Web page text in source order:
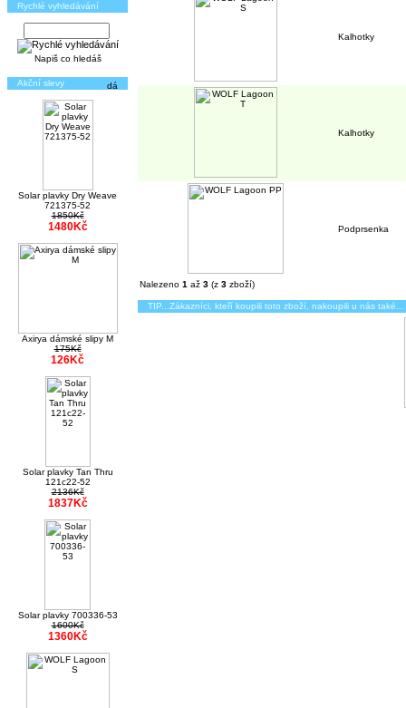
Rychlé vyhledávání
Napiš co hledáš
Akční slevy
Solar plavky Dry Weave
721375-52
1850Kč
1480Kč
Axirya dámské slipy M
175Kč
126Kč
Solar plavky Tan Thru
121c22-52
2136Kč
1837Kč
Solar plavky 700336-53
1600Kč
1360Kč
Kalhotky
Kalhotky
Podprsenka
Nalezeno 1 až 3 (z 3 zboží)
TIP...Zákazníci, kteří koupili toto zboží, nakoupili u nás také...